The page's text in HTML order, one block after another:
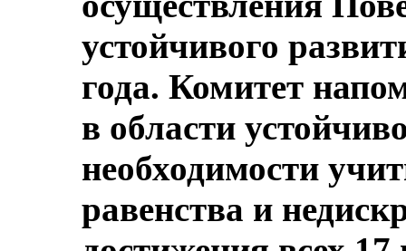
устойчивого
года. Комитет
в области
необходимости
равенства и